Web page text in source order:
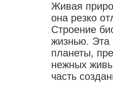
Живая
она резко
Строение
жизнью. Эта
планеты,
нежных
часть